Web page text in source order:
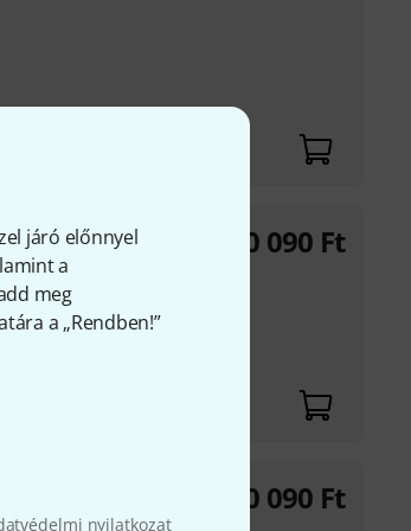
járó előnnyel
a
meg
a „Rendben!”
nyilatkozat
10 090 Ft
10 090 Ft